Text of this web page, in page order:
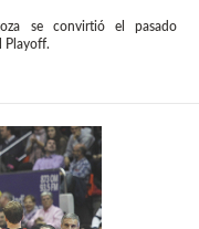
se convirtió el pasado
Playoff.